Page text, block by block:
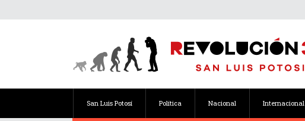
San Luis Potosí Política Nacional Internacional